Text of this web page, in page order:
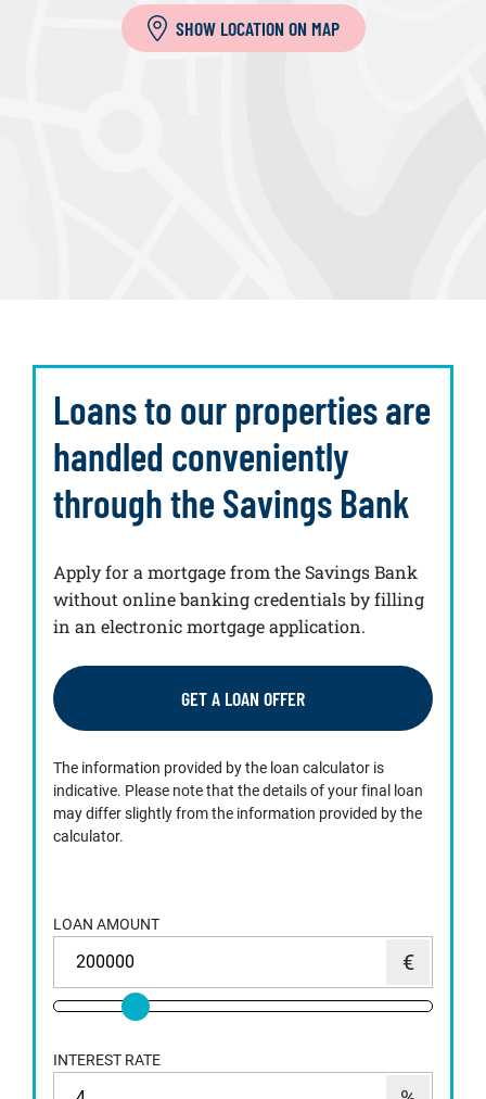
SHOW LOCATION ON MAP
Loans to our properties are
handled conveniently
through the Savings Bank
Apply for a mortgage from the Savings Bank
without online banking credentials by filling
in an electronic mortgage application.
GET A LOAN OFFER
The information provided by the loan calculator is
indicative. Please note that the details of your final loan
may differ slightly from the information provided by the
calculator.
LOAN AMOUNT
INTEREST RATE